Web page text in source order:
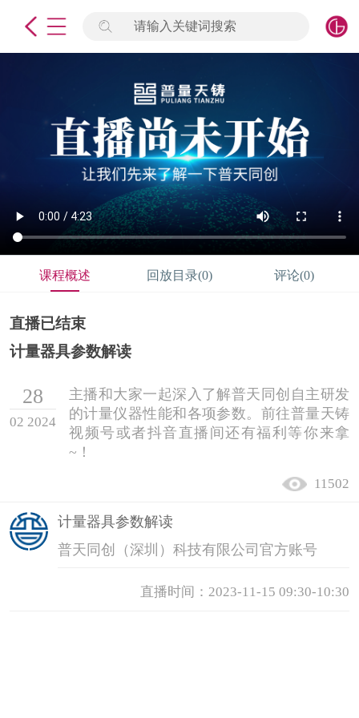
请输入关键词搜索
课程概述 回放目录(0) 评论(0)
直播已结束
计量器具参数解读
28
02 2024
主播和大家一起深入了解普天同创自主研发
的计量仪器性能和各项参数。前往普量天铸
视频号或者抖音直播间还有福利等你来拿
~！
11502
计量器具参数解读
普天同创（深圳）科技有限公司官方账号
直播时间：2023-11-15 09:30-10:30
签到
标准物质
产品专项
计量仪器
微生物检测/质控品
定制标物
定制仪器
计量课堂
新闻资讯
知识交流
购物车